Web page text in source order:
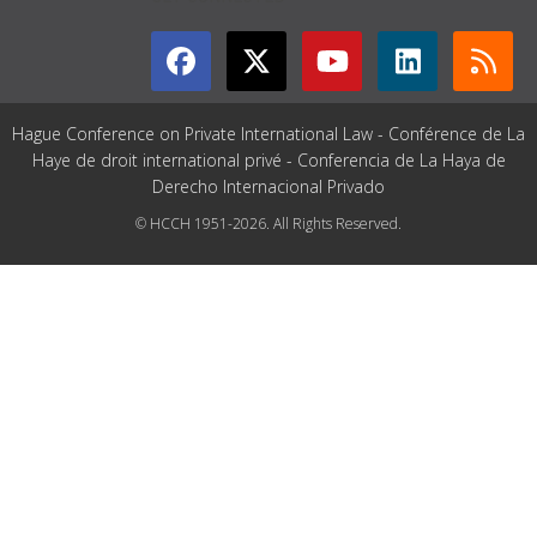
Hague Conference on Private International Law - Conférence de La
Haye de droit international privé - Conferencia de La Haya de
Derecho Internacional Privado
© HCCH 1951-2026. All Rights Reserved.